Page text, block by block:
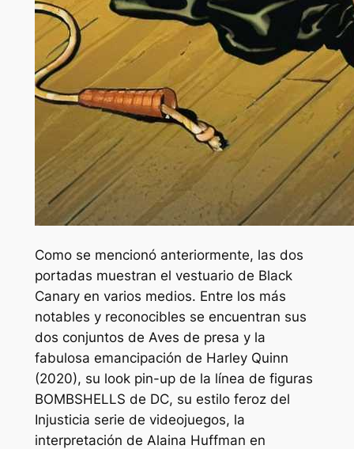
Como se mencionó anteriormente, las dos
portadas muestran el vestuario de Black
Canary en varios medios. Entre los más
notables y reconocibles se encuentran sus
dos conjuntos de Aves de presa y la
fabulosa emancipación de Harley Quinn
(2020), su look pin-up de la línea de figuras
BOMBSHELLS de DC, su estilo feroz del
Injusticia serie de videojuegos, la
interpretación de Alaina Huffman en